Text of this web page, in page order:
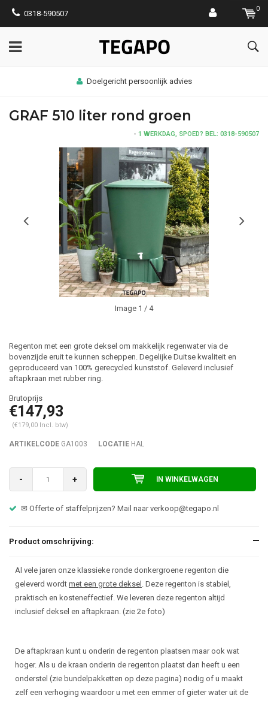
0318-590507
0
Doelgericht persoonlijk advies
GRAF 510 liter rond groen
- 1 WERKDAG, SPOED? BEL: 0318-590507
Image 1 / 4
Regenton met een grote deksel om makkelijk regenwater via de
bovenzijde eruit te kunnen scheppen. Degelijke Duitse kwaliteit en
geproduceerd van 100% gerecycled kunststof. Geleverd inclusief
aftapkraan met rubber ring.
€147,93
(€179,00 Incl. btw)
ARTIKELCODE GA1003 LOCATIE HAL
- + IN WINKELWAGEN
✉ Offerte of staffelprijzen? Mail naarverkoop@tegapo.nl
Product omschrijving:
Al vele jaren onze klassieke ronde donkergroene regenton die
geleverd wordt met een grote deksel . Deze regenton is stabiel,
praktisch en kosteneffectief. We leveren deze regenton altijd
inclusief deksel en aftapkraan. (zie 2e foto)
De aftapkraan kunt u onderin de regenton plaatsen maar ook wat
hoger. Als u de kraan onderin de regenton plaatst dan heeft u een
onderstel (zie bundelpakketten op deze pagina) nodig of u maakt
zelf een verhoging waardoor u met een emmer of gieter water uit de